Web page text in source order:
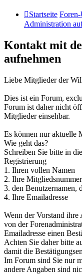
Startseite
Administration
Kontakt mit
aufnehmen
Liebe Mitglieder der
Dies ist ein Forum,
Forum ist daher nicht
Mitglieder einsehbar.
Es können nur aktuelle
Wie geht das?
Schreiben Sie bitte in
Registrierung
1. Ihren vollen Namen
2. Ihre Mitgliedsnummer
3. den Benutzernamen,
4. Ihre Emailadresse
Wenn der Vorstand ihre
von der
Emailadresse einen
Achten Sie daher bitte
damit die
Im Forum sind Sie nur
andere Angaben sind